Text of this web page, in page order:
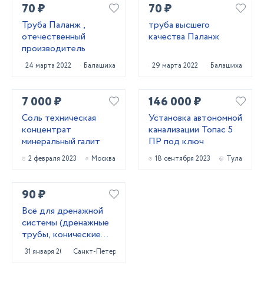
70 ₽
Труба Паланж ,
отечественный
производитель
24 марта 2022 Балашиха
70 ₽
труба высшего
качества Паланж
29 марта 2022 Балашиха
7 000 ₽
Соль техническая
концентрат
минеральный галит
2 февраля 2023 Москва
146 000 ₽
Установка автономной
канализации Топас 5
ПР под ключ
18 сентября 2023 Тула
90 ₽
Всё для дренажной
системы (дренажные
трубы, конические
колодцы,трубы под
заезд)
31 января 2024 Санкт-Петербург